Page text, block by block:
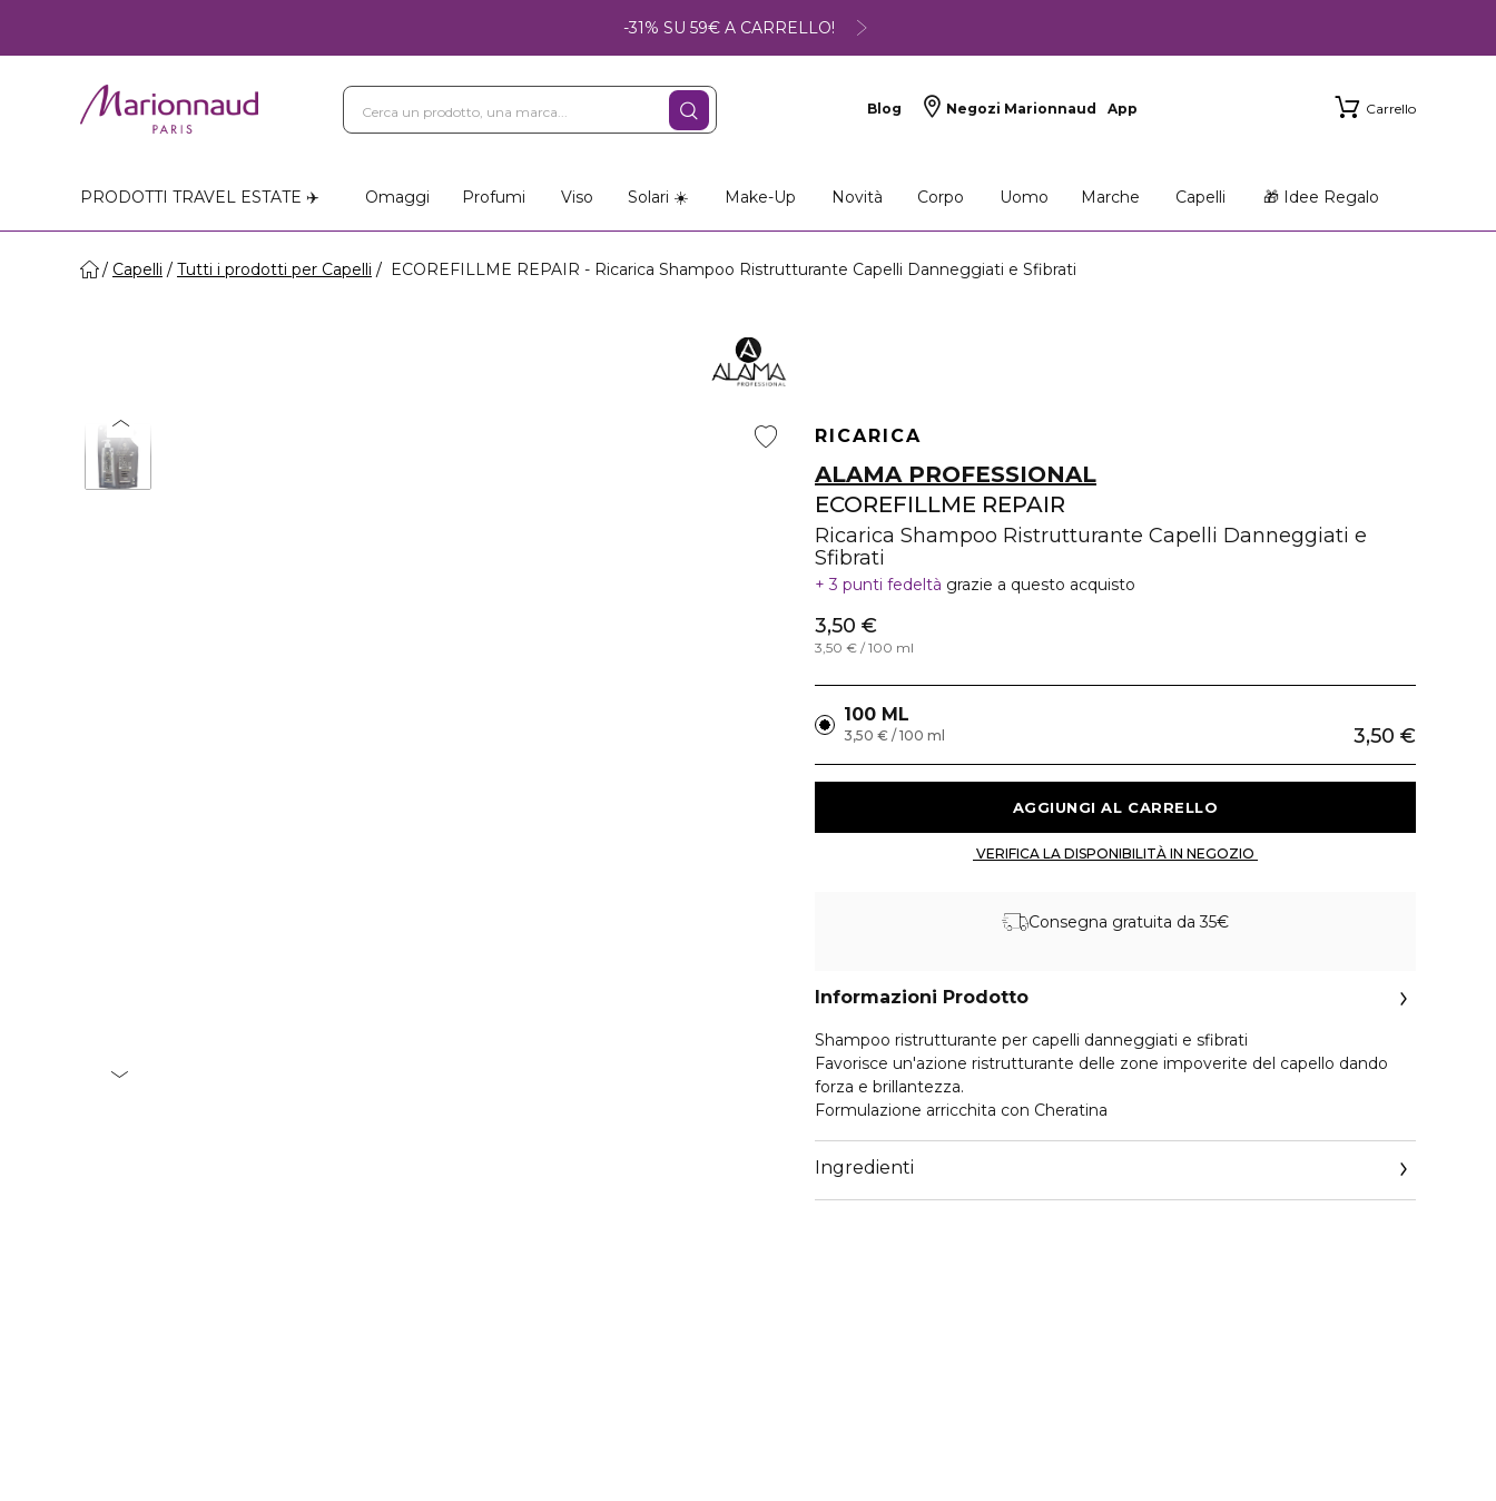
-31% SU 59€ A CARRELLO!
Blog Negozi Marionnaud App Carrello
PRODOTTI TRAVEL ESTATE ✈️ Omaggi Profumi Viso Solari ☀️ Make-Up Novità Corpo Uomo Marche Capelli 🎁 Idee Regalo
Capelli Tutti i prodotti per Capelli ECOREFILLME REPAIR - Ricarica Shampoo Ristrutturante Capelli Danneggiati e Sfibrati
RICARICA
ALAMA PROFESSIONAL
ECOREFILLME REPAIR
Ricarica Shampoo Ristrutturante Capelli Danneggiati e
Sfibrati
3 punti fedeltà grazie a questo acquisto
3,50 €
3,50 € / 100 ml
100 ML
3,50 €
3,50 € / 100 ml
Consegna gratuita da 35€
Informazioni Prodotto
Shampoo ristrutturante per capelli danneggiati e sfibrati
Favorisce un'azione ristrutturante delle zone impoverite del capello dando
forza e brillantezza.
Formulazione arricchita con Cheratina
Ingredienti